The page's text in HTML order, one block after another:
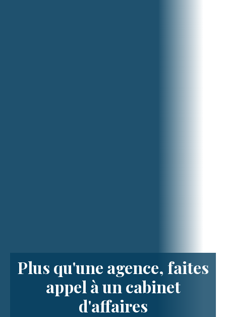
Plus qu'une agence, faites
appel à un cabinet
d'affaires